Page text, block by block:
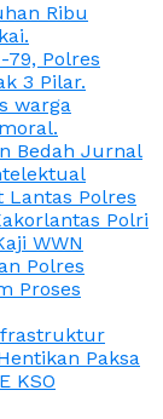
Ribu
79, Polres
3 Pilar.
warga
Bedah Jurnal
Lantas Polres
Polri
WWN
Polres
Proses
Paksa
KSO